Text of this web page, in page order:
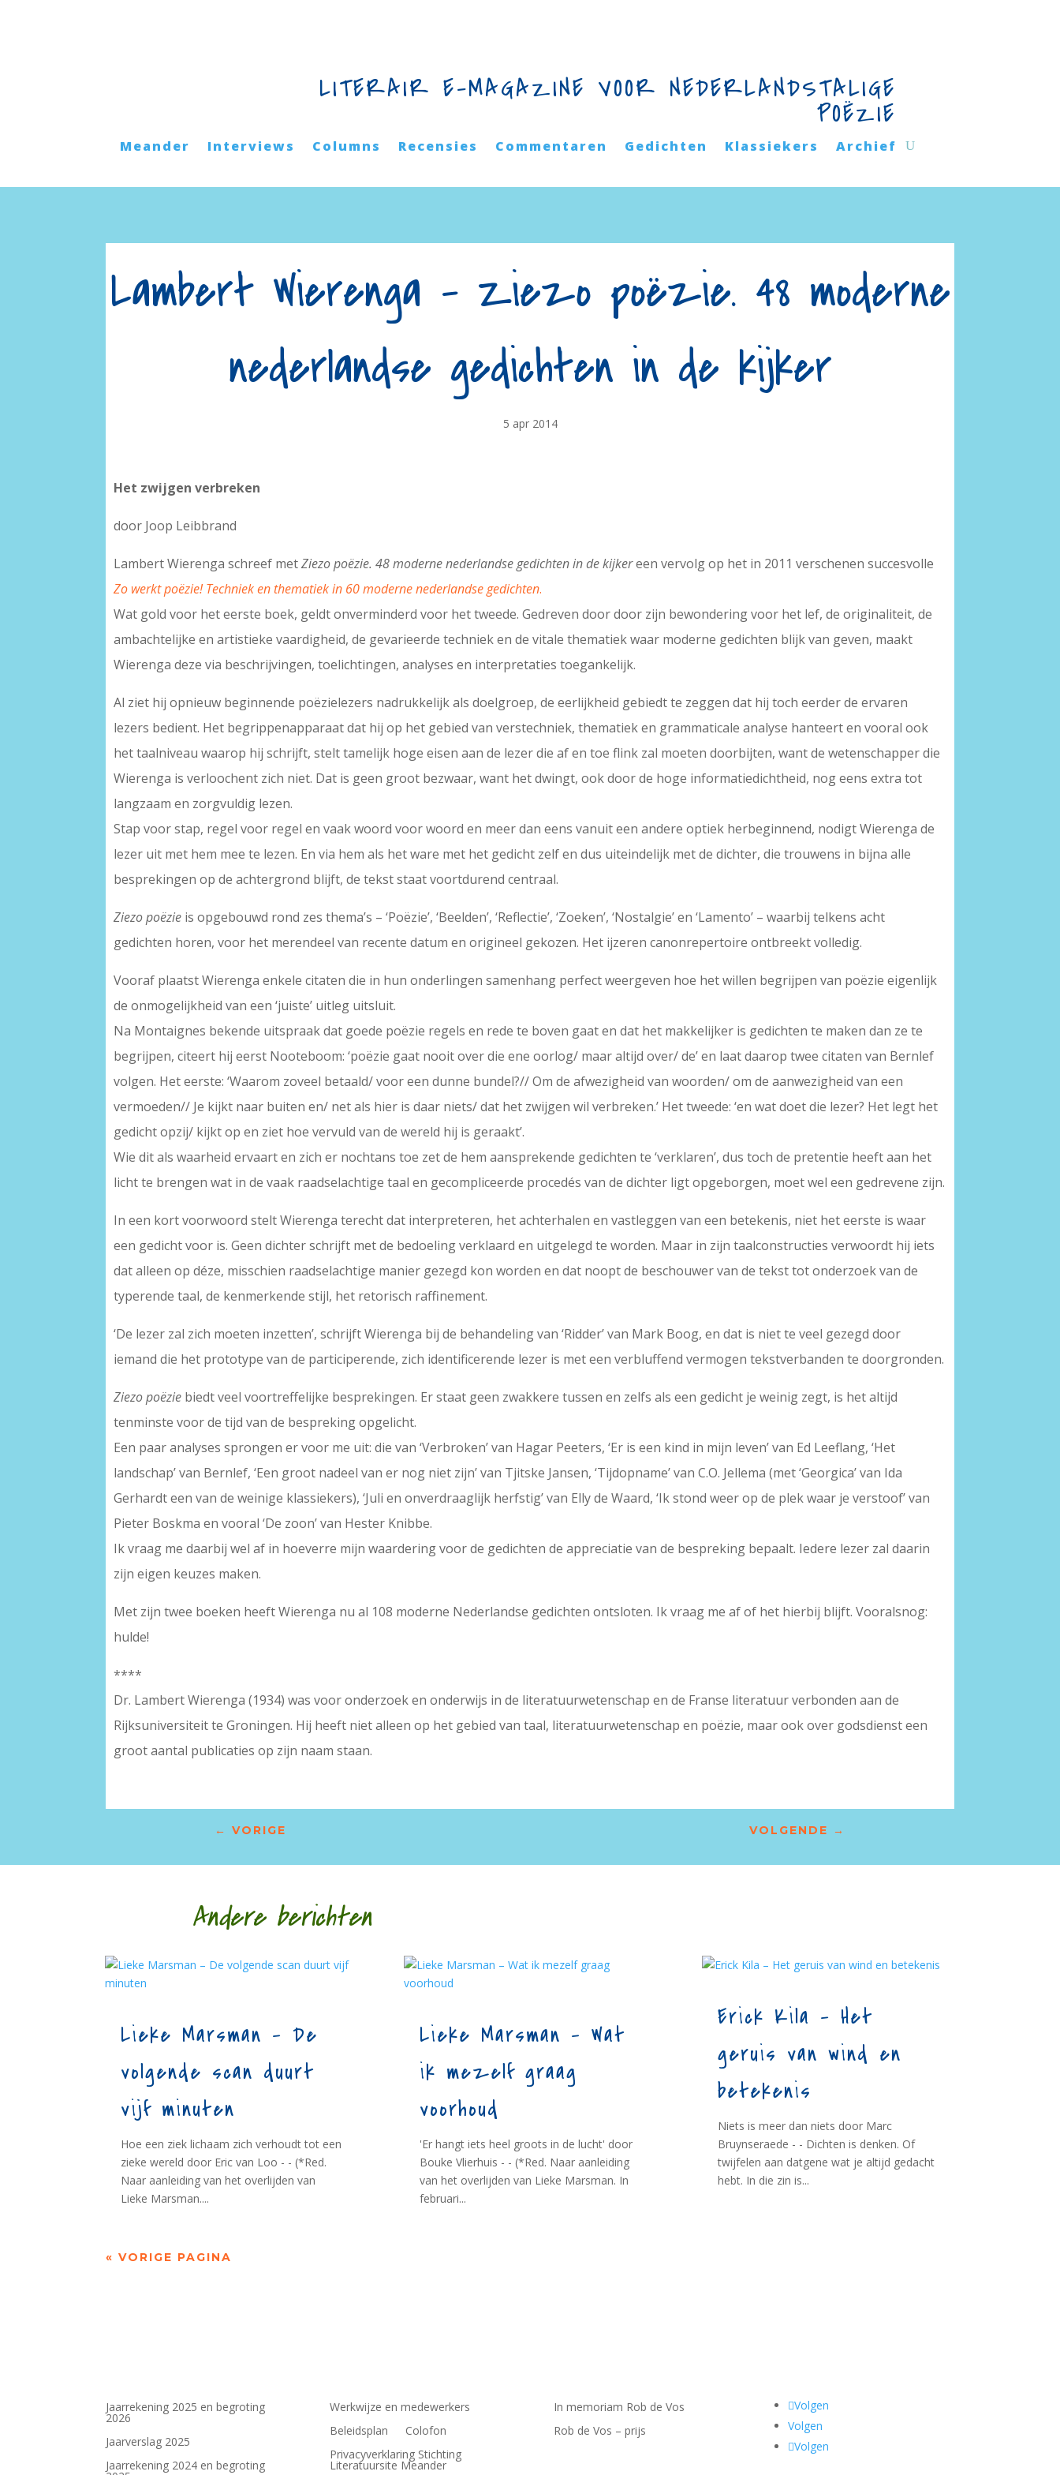
LITERAIR E-MAGAZINE VOOR NEDERLANDSTALIGE
POËZIE
Meander Interviews Columns Recensies Commentaren Gedichten Klassiekers Archief
Lambert Wierenga – Ziezo poëzie. 48 moderne
nederlandse gedichten in de kijker
5 apr 2014
Het zwijgen verbreken
door Joop Leibbrand
Lambert Wierenga schreef metZiezo poëzie. 48 moderne nederlandse gedichten in de kijkereen vervolg op het in 2011 verschenen succesvolle
Zo werkt poëzie! Techniek en thematiek in 60 moderne nederlandse gedichten.
Wat gold voor het eerste boek, geldt onverminderd voor het tweede. Gedreven door door zijn bewondering voor het lef, de originaliteit, de
ambachtelijke en artistieke vaardig­heid, de gevarieerde techniek en de vitale thematiek waar moderne gedichten blijk van geven, maakt
Wierenga deze via beschrijvingen, toelichtingen, analyses en interpretaties toegankelijk.
Al ziet hij opnieuw beginnende poëzielezers nadrukkelijk als doelgroep, de eerlijkheid gebiedt te zeggen dat hij toch eerder de ervaren
lezers bedient. Het begrippenapparaat dat hij op het gebied van verstechniek, thematiek en grammaticale analyse hanteert en vooral ook
het taalniveau waarop hij schrijft, stelt tamelijk hoge eisen aan de lezer die af en toe flink zal moeten doorbijten, want de wetenschapper die
Wierenga is verloochent zich niet. Dat is geen groot bezwaar, want het dwingt, ook door de hoge informatiedichtheid, nog eens extra tot
langzaam en zorgvuldig lezen.
Stap voor stap, regel voor regel en vaak woord voor woord en meer dan eens vanuit een andere optiek herbeginnend, nodigt Wierenga de
lezer uit met hem mee te lezen. En via hem als het ware met het gedicht zelf en dus uiteindelijk met de dichter, die trouwens in bijna alle
besprekingen op de achtergrond blijft, de tekst staat voortdurend centraal.
Ziezo poëzie is opgebouwd rond zes thema’s – ‘Poëzie’, ‘Beelden’, ‘Reflectie’, ‘Zoeken’, ‘Nostalgie’ en ‘Lamento’ – waarbij telkens acht
gedichten horen, voor het merendeel van recente datum en origineel gekozen. Het ijzeren canonrepertoire ontbreekt volledig.
Vooraf plaatst Wierenga enkele citaten die in hun onderlingen samenhang perfect weergeven hoe het willen begrijpen van poëzie eigenlijk
de onmogelijkheid van een ‘juiste’ uitleg uitsluit.
Na Montaignes bekende uitspraak dat goede poëzie regels en rede te boven gaat en dat het makkelijker is gedichten te maken dan ze te
begrijpen, citeert hij eerst Nooteboom: ‘poëzie gaat nooit over die ene oorlog/ maar altijd over/ de’ en laat daarop twee citaten van Bernlef
volgen. Het eerste: ‘Waarom zoveel betaald/ voor een dunne bundel?// Om de afwezigheid van woorden/ om de aanwezigheid van een
vermoeden// Je kijkt naar buiten en/ net als hier is daar niets/ dat het zwijgen wil verbreken.’ Het tweede: ‘en wat doet die lezer? Het legt het
gedicht opzij/ kijkt op en ziet hoe vervuld van de wereld hij is geraakt’.
Wie dit als waarheid ervaart en zich er nochtans toe zet de hem aansprekende gedichten te ‘verklaren’, dus toch de pretentie heeft aan het
licht te brengen wat in de vaak raadselachtige taal en gecompliceerde procedés van de dichter ligt opgeborgen, moet wel een gedrevene zijn.
In een kort voorwoord stelt Wierenga terecht dat interpreteren, het achterhalen en vastleggen van een betekenis, niet het eerste is waar
een gedicht voor is. Geen dichter schrijft met de bedoeling verklaard en uitgelegd te worden. Maar in zijn taalconstructies verwoordt hij iets
dat alleen op déze, misschien raadselachtige manier gezegd kon worden en dat noopt de beschouwer van de tekst tot onderzoek van de
typerende taal, de kenmerkende stijl, het retorisch raffinement.
‘De lezer zal zich moeten inzetten’, schrijft Wierenga bij de behandeling van ‘Ridder’ van Mark Boog, en dat is niet te veel gezegd door
iemand die het prototype van de participerende, zich identificerende lezer is met een verbluffend vermogen tekstverbanden te doorgronden.
Ziezo poëzie biedt veel voortreffelijke besprekingen. Er staat geen zwakkere tussen en zelfs als een gedicht je weinig zegt, is het altijd
tenminste voor de tijd van de bespreking opgelicht.
Een paar analyses sprongen er voor me uit: die van ‘Verbroken’ van Hagar Peeters, ‘Er is een kind in mijn leven’ van Ed Leeflang, ‘Het
landschap’ van Bernlef, ‘Een groot nadeel van er nog niet zijn’ van Tjitske Jansen, ‘Tijdopname’ van C.O. Jellema (met ‘Georgica’ van Ida
Gerhardt een van de weinige klassiekers), ‘Juli en onverdraaglijk herfstig’ van Elly de Waard, ‘Ik stond weer op de plek waar je verstoof’ van
Pieter Boskma en vooral ‘De zoon’ van Hester Knibbe.
Ik vraag me daarbij wel af in hoeverre mijn waardering voor de gedichten de appreciatie van de bespreking bepaalt. Iedere lezer zal daarin
zijn eigen keuzes maken.
Met zijn twee boeken heeft Wierenga nu al 108 moderne Nederlandse gedichten ontsloten. Ik vraag me af of het hierbij blijft. Vooralsnog:
hulde!
****
Dr. Lambert Wierenga (1934) was voor onderzoek en onderwijs in de literatuurwetenschap en de Franse literatuur verbonden aan de
Rijksuniversiteit te Groningen. Hij heeft niet alleen op het gebied van taal, literatuurwetenschap en poëzie, maar ook over godsdienst een
groot aantal publicaties op zijn naam staan.
← VORIGE VOLGENDE →
Andere berichten
Lieke Marsman – De
volgende scan duurt
vijf minuten
Hoe een ziek lichaam zich verhoudt tot een
zieke wereld door Eric van Loo - - (*Red.
Naar aanleiding van het overlijden van
Lieke Marsman....
Lieke Marsman – Wat
ik mezelf graag
voorhoud
'Er hangt iets heel groots in de lucht' door
Bouke Vlierhuis - - (*Red. Naar aanleiding
van het overlijden van Lieke Marsman. In
februari...
Erick Kila – Het
geruis van wind en
betekenis
Niets is meer dan niets door Marc
Bruynseraede - - Dichten is denken. Of
twijfelen aan datgene wat je altijd gedacht
hebt. In die zin is...
« VORIGE PAGINA
Jaarrekening 2025 en begroting
2026
Jaarverslag 2025
Jaarrekening 2024 en begroting
Werkwijze en medewerkers
Beleidsplan
Colofon
Privacyverklaring Stichting
Literatuursite Meander
In memoriam Rob de Vos
Rob de Vos – prijs
Volgen
Volgen
Volgen